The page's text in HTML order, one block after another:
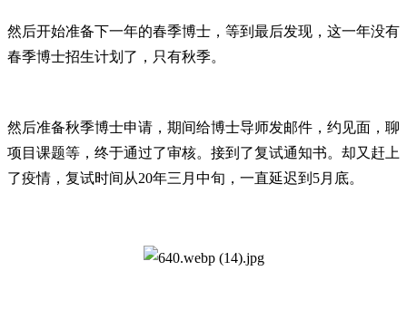
然后开始准备下一年的春季博士，等到最后发现，这一年没有
春季博士招生计划了，只有秋季。
然后准备秋季博士申请，期间给博士导师发邮件，约见面，聊
项目课题等，终于通过了审核。接到了复试通知书。却又赶上
了疫情，复试时间从20年三月中旬，一直延迟到5月底。